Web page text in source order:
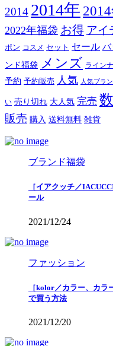
2014 2014年
2022年福袋 お得 アイ
ポン コスメ セット セール バ
ンド福袋 メンズ ライン
予約 予約販売 人気 人気ブラ
い 売り切れ 大人気 完売
販売 購入 送料無料 雑貨
ブランド福袋
［イアクッチ／
ール
2021/12/24
ファッション
［kolor／カラー、カラ
で買う方法
2021/12/20